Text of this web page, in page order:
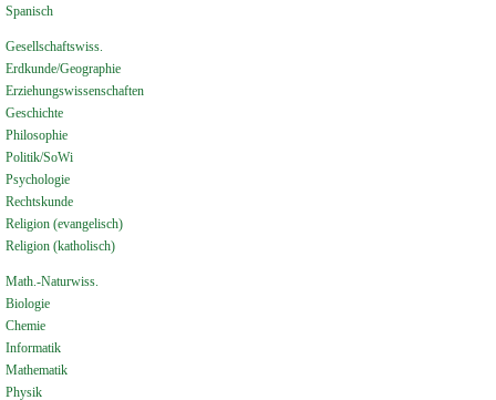
Spanisch
Gesellschaftswiss.
Erdkunde/Geographie
Erziehungswissenschaften
Geschichte
Philosophie
Politik/SoWi
Psychologie
Rechtskunde
Religion (evangelisch)
Religion (katholisch)
Math.-Naturwiss.
Biologie
Chemie
Informatik
Mathematik
Physik